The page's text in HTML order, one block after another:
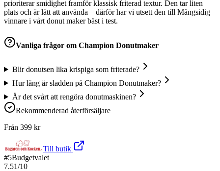
prioriterar smidighet framför klassisk friterad textur. Den tar liten
plats och är lätt att använda – därför har vi utsett den till Mångsidig
vinnare i vårt donut maker bäst i test.
Vanliga frågor om Champion Donutmaker
Blir donutsen lika krispiga som friterade?
Hur lång är sladden på Champion Donutmaker?
Är det svårt att rengöra donutmaskinen?
Rekommenderad återförsäljare
Från 399 kr
Till butik
#5Budgetvalet
7.51/10